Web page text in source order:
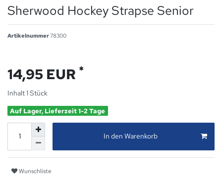
Sherwood Hockey Strapse Senior
Artikelnummer78300
14,95 EUR *
Inhalt1Stück
Auf Lager, Lieferzeit 1-2 Tage
In den Warenkorb
Wunschliste